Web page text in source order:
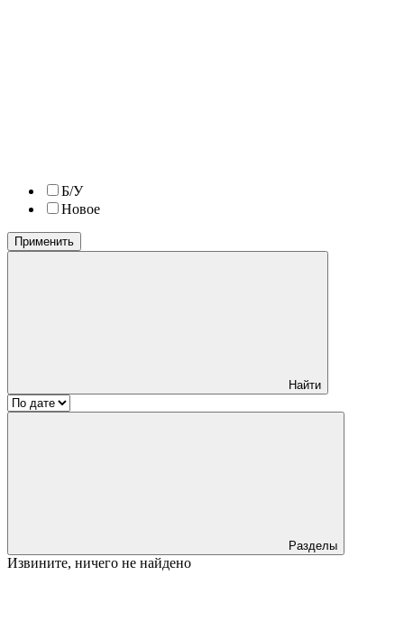
Б/У
Новое
Применить
Найти
Разделы
Извините, ничего не найдено